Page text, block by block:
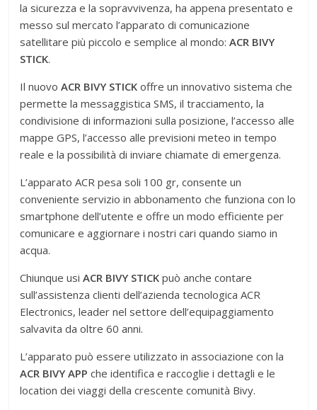
la sicurezza e la sopravvivenza, ha appena presentato e
messo sul mercato l’apparato di comunicazione
satellitare più piccolo e semplice al mondo:ACR BIVY
STICK.
Il nuovoACR BIVY STICK offre un innovativo sistema che
permette la messaggistica SMS, il tracciamento, la
condivisione di informazioni sulla posizione, l’accesso alle
mappe GPS, l’accesso alle previsioni meteo in tempo
reale e la possibilità di inviare chiamate di emergenza.
L’apparato ACR pesa soli 100 gr, consente un
conveniente servizio in abbonamento che funziona con lo
smartphone dell’utente e offre un modo efficiente per
comunicare e aggiornare i nostri cari quando siamo in
acqua.
Chiunque usiACR BIVY STICK può anche contare
sull’assistenza clienti dell’azienda tecnologica ACR
Electronics, leader nel settore dell’equipaggiamento
salvavita da oltre 60 anni.
L’apparato può essere utilizzato in associazione con la
ACR BIVY APP che identifica e raccoglie i dettagli e le
location dei viaggi della crescente comunità Bivy.